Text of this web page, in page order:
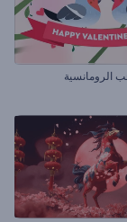
الرومانسية